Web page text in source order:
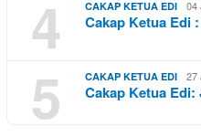
4 CAKAP KETUA EDI 04
Cakap Ketua Edi
5 CAKAP KETUA EDI 27
Cakap Ketua